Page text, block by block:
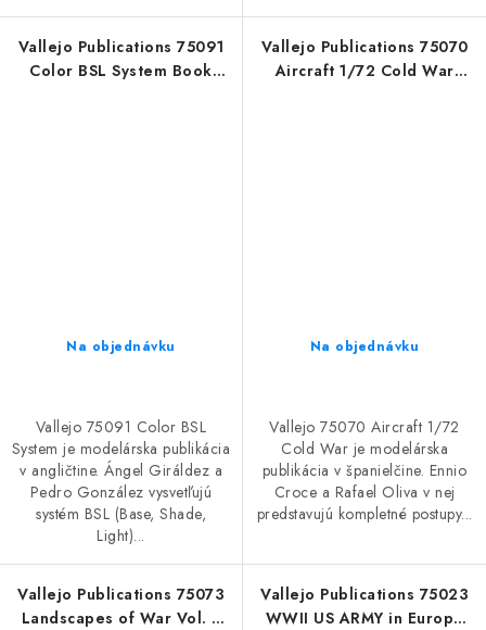
Vallejo Publications 75091
Color BSL System Book
Na objednávku
Vallejo 75091 Color BSL
System je modelárska publikácia
v angličtine. Ángel Giráldez a
Pedro González vysvetľujú
systém BSL (Base, Shade,
Light)...
Vallejo Publications 75070
Aircraft 1/72 Cold War
Na objednávku
Vallejo 75070 Aircraft 1/72
Cold War je modelárska
publikácia v španielčine. Ennio
Croce a Rafael Oliva v nej
predstavujú kompletné postupy...
Vallejo Publications 75073
Landscapes of War Vol. 5
Vallejo Publications 75023
WWII US ARMY in Europe